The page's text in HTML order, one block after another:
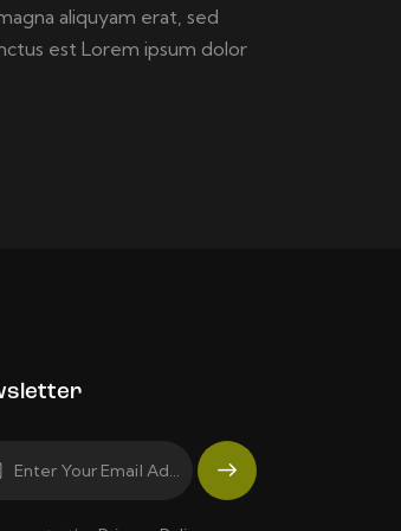
aliquyam erat, sed
est Lorem ipsum dolor
Subscrib